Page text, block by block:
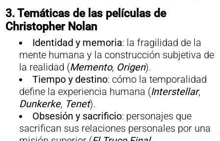
3. Temáticas de las películas de
Christopher Nolan
Identidad y memoria: la fragilidad de la
mente humana y la construcción subjetiva de
la realidad (Memento, Origen).
Tiempo y destino: cómo la temporalidad
define la experiencia humana (Interstellar,
Dunkerke, Tenet).
Obsesión y sacrificio: personajes que
sacrifican sus relaciones personales por una